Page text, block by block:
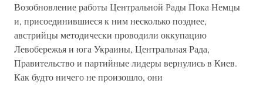
Возобновление работы Центральной Рады Пока Немцы
и, присоединившиеся к ним несколько позднее,
австрийцы методически проводили оккупацию
Левобережья и юга Украины, Центральная Рада,
Правительство и партийные лидеры вернулись в Киев.
Как будто ничего не произошло, они